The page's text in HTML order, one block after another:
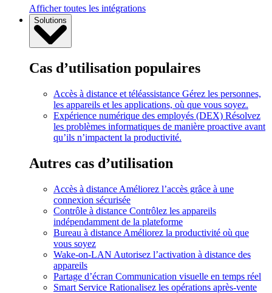
Afficher toutes les intégrations
Solutions
Cas d’utilisation populaires
Accès à distance et téléassistance Gérez les personnes,
les appareils et les applications, où que vous soyez.
Expérience numérique des employés (DEX) Résolvez
les problèmes informatiques de manière proactive avant
qu’ils n’impactent la productivité.
Autres cas d’utilisation
Accès à distance Améliorez l’accès grâce à une
connexion sécurisée
Contrôle à distance Contrôlez les appareils
indépendamment de la plateforme
Bureau à distance Améliorez la productivité où que
vous soyez
Wake-on-LAN Autorisez l’activation à distance des
appareils
Partage d’écran Communication visuelle en temps réel
Smart Service Rationalisez les opérations après-vente